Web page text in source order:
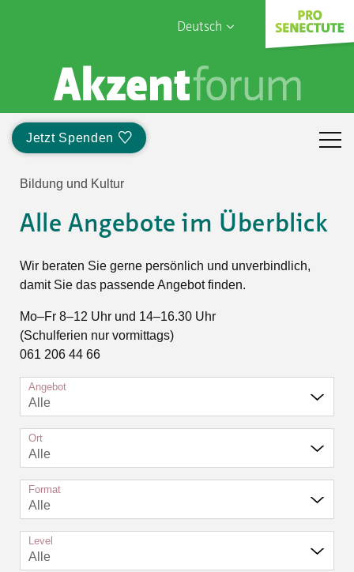
Deutsch
English
Français
Jetzt Spenden
Sophia Care
Bildung und Kultur
Alle Angebote im Überblick
Wir beraten Sie gerne persönlich und unverbindlich,
damit Sie das passende Angebot finden.
Mo–Fr 8–12 Uhr und 14–16.30 Uhr
(Schulferien nur vormittags)
061 206 44 66
Angebot
Alle
Ort
Alle
Format
Alle
Level
Alle